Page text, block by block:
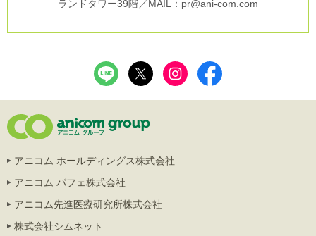
ランドタワー39階／MAIL：pr@ani-com.com
アニコム ホールディングス株式会社
アニコム パフェ株式会社
アニコム先進医療研究所株式会社
株式会社シムネット